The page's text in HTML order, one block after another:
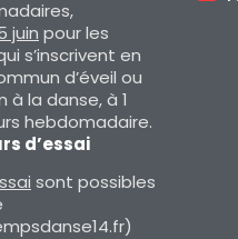
juin pour les
s’inscrivent en
d’éveil ou
à la danse, à 1
hebdomadaire.
d’essai
sont possibles